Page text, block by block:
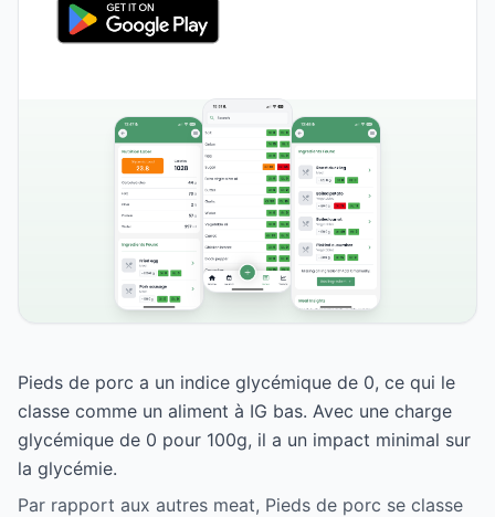
Pieds de porc a un indice glycémique de 0, ce qui le
classe comme un aliment à IG bas. Avec une charge
glycémique de 0 pour 100g, il a un impact minimal sur
la glycémie.
Par rapport aux autres meat, Pieds de porc se classe